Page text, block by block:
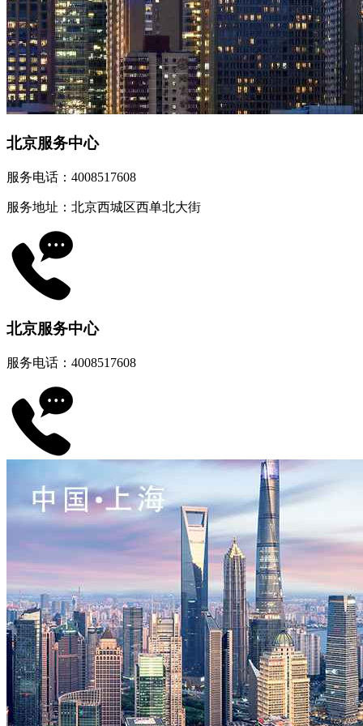
北京服务中心
服务电话：4008517608
服务地址：北京西城区西单北大街
北京服务中心
服务电话：4008517608